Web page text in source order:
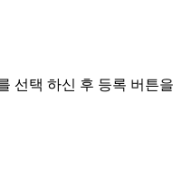
선택 하신 후 등록 버튼을